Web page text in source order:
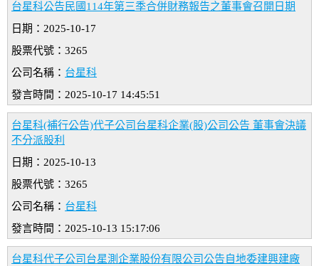
台星科公告民國114年第三季合併財務報告之董事會召開日期
日期：2025-10-17
股票代號：3265
公司名稱： 台星科
發言時間：2025-10-17 14:45:51
台星科(補行公告)代子公司台星科企業(股)公司公告 董事會決議
不分派股利
日期：2025-10-13
股票代號：3265
公司名稱： 台星科
發言時間：2025-10-13 15:17:06
台星科代子公司台星測企業股份有限公司公告自地委建興建廠